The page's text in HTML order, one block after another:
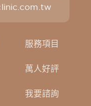
服務項目
萬人好評
我要諮詢